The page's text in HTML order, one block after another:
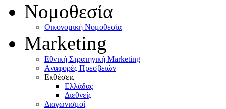
Νομοθεσία
Οικονομική Νομοθεσία
Marketing
Eθνική Στρατηγική Marketing
Aναφορές Πρεσβειών
Eκθέσεις
Eλλάδας
Διεθνείς
Διαγωνισμοί